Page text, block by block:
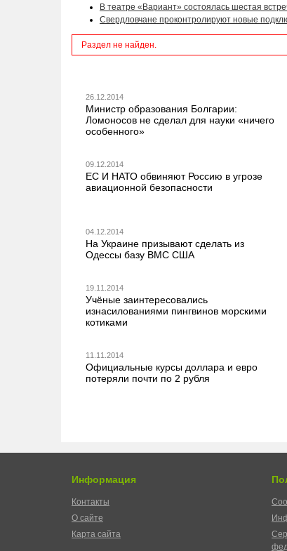
В театре «Вариант» состоялась шестая
Свердловчане проконтролируют новые
Раздел не найден.
26.12.2014
Министр образования Болгарии:
Ломоносов не сделал для науки «ничего
особенного»
09.12.2014
ЕС И НАТО обвиняют Россию в угрозе
авиационной безопасности
04.12.2014
На Украине призывают сделать из
Одессы базу ВМС США
19.11.2014
Учёные заинтересовались
изнасилованиями пингвинов морскими
котиками
11.11.2014
Официальные курсы доллара и евро
потеряли почти по 2 рубля
Информация
Контакты
О сайте
Карта сайта